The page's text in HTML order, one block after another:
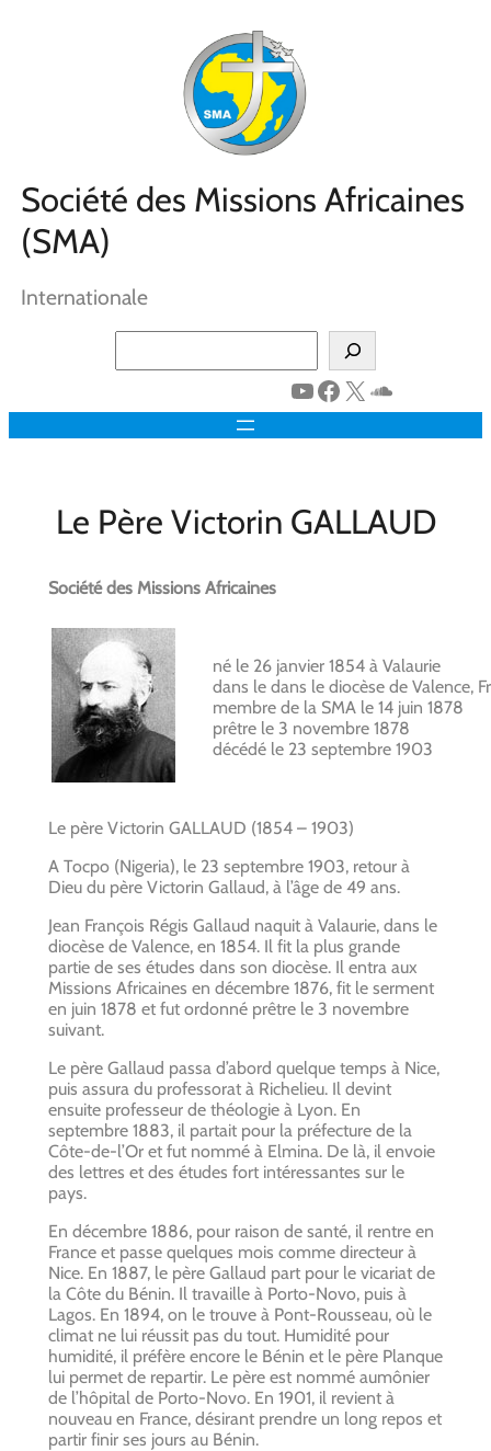
Société des Missions Africaines
(SMA)
Internationale
YouTube
Facebook
X
Le Père Victorin GALLAUD
Société des Missions Africaines
né le 26 janvier 1854 à Valaurie
dans le dans le diocèse de Valence,
membre de la SMA le 14 juin 1878
prêtre le 3 novembre 1878
décédé le 23 septembre 1903
Le père Victorin GALLAUD (1854 – 1903)
A Tocpo (Nigeria), le 23 septembre 1903, retour à
Dieu du père Victorin Gallaud, à l’âge de 49 ans.
Jean François Régis Gallaud naquit à Valaurie, dans le
diocèse de Valence, en 1854. Il fit la plus grande
partie de ses études dans son diocèse. Il entra aux
Missions Africaines en décembre 1876, fit le serment
en juin 1878 et fut ordonné prêtre le 3 novembre
suivant.
Le père Gallaud passa d’abord quelque temps à Nice,
puis assura du professorat à Richelieu. Il devint
ensuite professeur de théologie à Lyon. En
septembre 1883, il partait pour la préfecture de la
Côte-de-l’Or et fut nommé à Elmina. De là, il envoie
des lettres et des études fort intéressantes sur le
pays.
En décembre 1886, pour raison de santé, il rentre en
France et passe quelques mois comme directeur à
Nice. En 1887, le père Gallaud part pour le vicariat de
la Côte du Bénin. Il travaille à Porto-Novo, puis à
Lagos. En 1894, on le trouve à Pont-Rousseau, où le
climat ne lui réussit pas du tout. Humidité pour
humidité, il préfère encore le Bénin et le père Planque
lui permet de repartir. Le père est nommé aumônier
de l’hôpital de Porto-Novo. En 1901, il revient à
nouveau en France, désirant prendre un long repos et
partir finir ses jours au Bénin.